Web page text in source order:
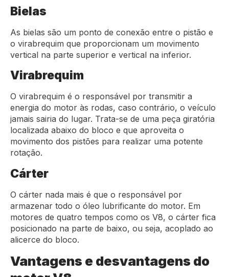
Bielas
As bielas são um ponto de conexão entre o pistão e
o virabrequim que proporcionam um movimento
vertical na parte superior e vertical na inferior.
Virabrequim
O virabrequim é o responsável por transmitir a
energia do motor às rodas, caso contrário, o veículo
jamais sairia do lugar. Trata-se de uma peça giratória
localizada abaixo do bloco e que aproveita o
movimento dos pistões para realizar uma potente
rotação.
Cárter
O cárter nada mais é que o responsável por
armazenar todo o óleo lubrificante do motor. Em
motores de quatro tempos como os V8, o cárter fica
posicionado na parte de baixo, ou seja, acoplado ao
alicerce do bloco.
Vantagens e desvantagens do